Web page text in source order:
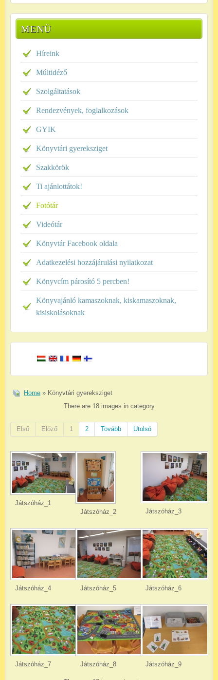
MENÜ
Híreink
Múltidéző
Szolgáltatások
Rendezvények, foglalkozások
GYIK
Könyvtári gyereksziget
Szakkörök
Ti ajánlottátok!
Fotótár
Videótár
Könyvtár Facebook oldala
Adatkezelési hozzájárulási nyilatkozat
Könyvcím párosító 5 percben!
Könyvajánló kamaszoknak, kiskamaszoknak,
kisiskolásoknak
Home » Könyvtári gyereksziget
There are 18 images in category
Első Előző 1 2 Tovább Utolsó
Játszóház_1
Játszóház_2
Játszóház_3
Játszóház_4 Játszóház_5 Játszóház_6
Játszóház_7 Játszóház_8 Játszóház_9